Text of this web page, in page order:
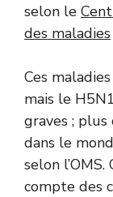
selon le
des maladies
Ces
mais le
graves ;
dans le
selon
compte des